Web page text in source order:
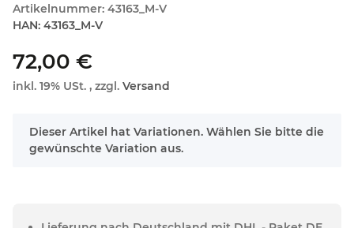
Artikelnummer: 43163_M-V
HAN: 43163_M-V
72,00 €
inkl. 19% USt. , zzgl. Versand
x
Dieser Artikel hat Variationen. Wählen Sie bitte die
gewünschte Variation aus.